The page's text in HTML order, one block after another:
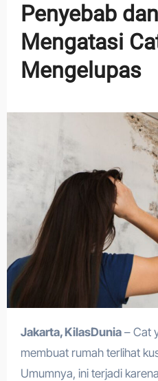
Penyebab
Mengatasi
Mengelupas
Jakarta, KilasDunia– Cat
membuat rumah terlihat
Umumnya, ini terjadi